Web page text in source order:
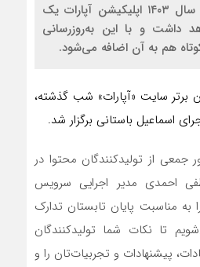
اقتصاد کلان : تا پایان سال ۱۴۰۳ اپلیکیشن آپارات یک
داشت و با این به‌روزرسانی
هم به آن اضافه می‌شود.
برتر سایت «آپارات» شب گذشته،
جمعی از تولیدکنندگان محتوا در
احمدی مدیر اجرایی سرویس
مناسبت پایان تابستان تدارک
تا نکات شما تولیدکنندگان
پیشنهادات و تجربیات‌تان را و